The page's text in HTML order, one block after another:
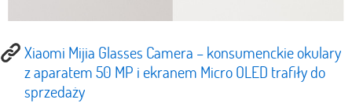
Xiaomi Mijia Glasses Camera – konsumenckie okulary
z aparatem 50 MP i ekranem Micro OLED trafiły do
sprzedaży